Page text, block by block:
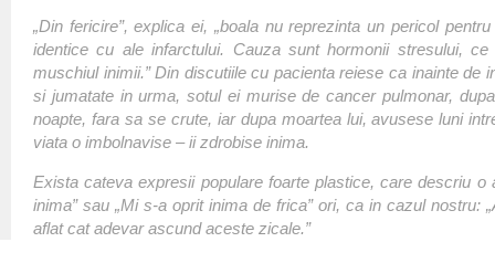
„Din fericire”, explica ei, „boala nu reprezinta un pericol
identice cu ale infarctului. Cauza sunt hormonii stresului,
muschiul inimii.” Din discutiile cu pacienta reiese ca inainte de
si jumatate in urma, sotul ei murise de cancer pulmonar,
noapte, fara sa se crute, iar dupa moartea lui, avusese luni
viata o imbolnavise – ii zdrobise inima.
Exista cateva expresii populare foarte plastice, care descriu
inima” sau „Mi s-a oprit inima de frica” ori, ca in cazul nostru:
aflat cat adevar ascund aceste zicale.”